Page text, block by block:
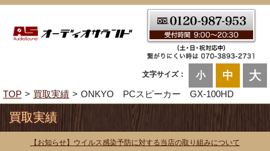
文字サイズ： 小 中 大
TOP 買取実績 ONKYO PCスピーカー GX-100HD
買取実績
【お知らせ】ウイルス感染予防に対する当店の取り組みについて